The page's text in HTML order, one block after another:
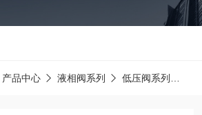
产品中心 液相阀系列 低压阀系列